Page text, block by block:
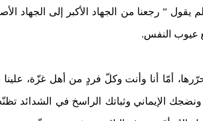
” رجعنا من الجهاد الأكبر إلى الجهاد
عيوب النفس.
أمّا أنا وأنت وكلّ فردٍ من أهل غزّة، علينا
الإيماني وثباتك الراسخ في الشدائد